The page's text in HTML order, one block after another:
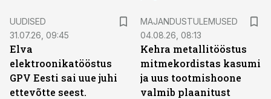
UUDISED
31.07.26, 09:45
Elva
elektroonikatööstus
GPV Eesti sai uue juhi
ettevõtte seest.
MAJANDUSTULEMUSED
04.08.26, 08:13
Kehra metallitööstus
mitmekordistas kasumi
ja uus tootmishoone
valmib plaanitust